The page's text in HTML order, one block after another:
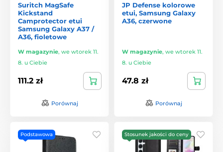
Suritch MagSafe
Kickstand
Camprotector etui
Samsung Galaxy A37 /
A36, fioletowe
W magazynie, we wtorek 11.
8. u Ciebie
111.2 zł
Porównaj
JP Defense kolorowe
etui, Samsung Galaxy
A36, czerwone
W magazynie, we wtorek 11.
8. u Ciebie
47.8 zł
Porównaj
Podstawowa Stosunek jakości do ceny